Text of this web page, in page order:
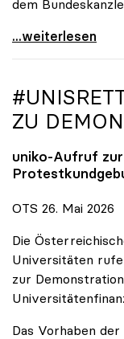
dem
\"Wir nehmen es
...weiterlesen
ZU
uniko-Aufruf zur
OTS 26. Mai 2026
Die
Universitäten
zur
Das Vorhaben